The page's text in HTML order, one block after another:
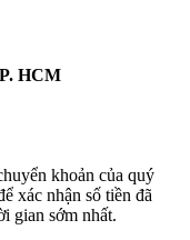
HCM
khoản của quý
xác nhận số tiền đã
gian sớm nhất.